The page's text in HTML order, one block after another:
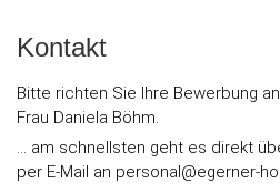
Kontakt
Bitte richten Sie Ihre Bewerbung
Frau Daniela Böhm.
... am schnellsten geht es direkt
per E-Mail an personal@egerner-